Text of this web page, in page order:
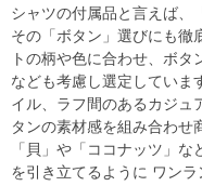
シャツの付属品と言えば、
その「ボタン」選びにも徹
トの柄や色に合わせ、ボ
なども考慮し選定していま
イル、ラフ間のあるカジュ
タンの素材感を組み合わせ
「貝」や「ココナッツ」
を引き立てるように ワン